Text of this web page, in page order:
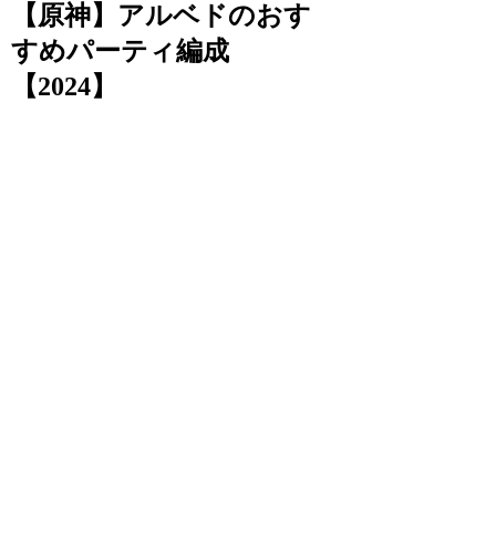
【原神】アルベドのおす
すめパーティ編成
【2024】